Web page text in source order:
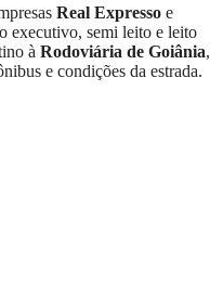
Real Expresso e
executivo, semi leito e leito
à Rodoviária de Goiânia,
e condições da estrada.